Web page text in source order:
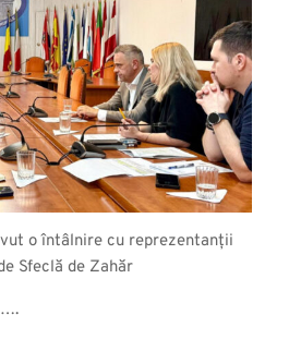
o întâlnire cu reprezentanții
Sfeclă de Zahăr